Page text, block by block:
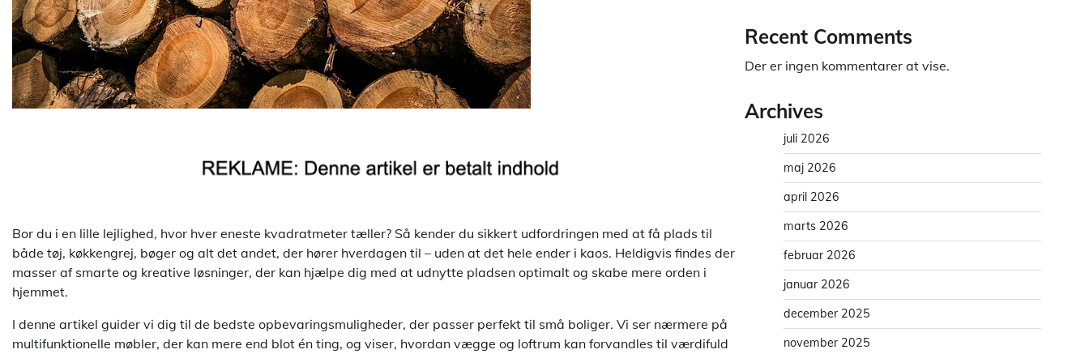
Bor du i en lille lejlighed, hvor hver eneste kvadratmeter tæller? Så kender du sikkert udfordringen med at få plads til
både tøj, køkkengrej, bøger og alt det andet, der hører hverdagen til – uden at det hele ender i kaos. Heldigvis findes der
masser af smarte og kreative løsninger, der kan hjælpe dig med at udnytte pladsen optimalt og skabe mere orden i
hjemmet.
I denne artikel guider vi dig til de bedste opbevaringsmuligheder, der passer perfekt til små boliger. Vi ser nærmere på
multifunktionelle møbler, der kan mere end blot én ting, og viser, hvordan vægge og loftrum kan forvandles til værdifuld
Recent Comments
Der er ingen kommentarer at vise.
Archives
juli 2026
maj 2026
april 2026
marts 2026
februar 2026
januar 2026
december 2025
november 2025